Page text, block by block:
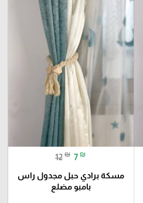
12 ₪ 7 ₪
مسكة برادي حبل مجدول راس
بامبو مضلع